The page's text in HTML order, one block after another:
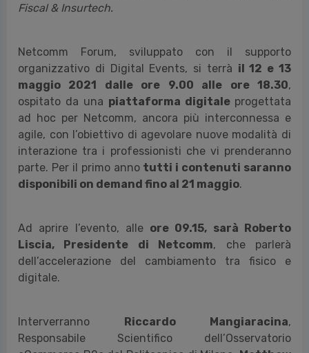
Fiscal & Insurtech.
Netcomm Forum, sviluppato con il supporto
organizzativo di Digital Events, si terrà il 12 e 13
maggio 2021 dalle ore 9.00 alle ore 18.30,
ospitato da una piattaforma digitale progettata
ad hoc per Netcomm, ancora più interconnessa e
agile, con l’obiettivo di agevolare nuove modalità di
interazione tra i professionisti che vi prenderanno
parte. Per il primo anno tutti i contenuti saranno
disponibili on demand fino al 21 maggio.
Ad aprire l’evento, alle ore 09.15, sarà Roberto
Liscia, Presidente di Netcomm, che parlerà
dell’accelerazione del cambiamento tra fisico e
digitale.
Interverranno Riccardo Mangiaracina,
Responsabile Scientifico dell’Osservatorio